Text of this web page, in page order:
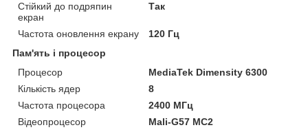
Стійкий до подряпин
екран
Так
Частота оновлення екрану
120 Гц
Пам'ять і процесор
Процесор
MediaTek Dimensity 6300
Кількість ядер
8
Частота процесора
2400 МГц
Відеопроцесор
Mali-G57 MC2